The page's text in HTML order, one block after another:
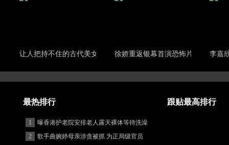
让人把持不住的古代美女 徐娇重返银幕首演恐怖片 李嘉
最热排行 跟贴最高排行
1
曝香港护老院安排老人露天裸体等待洗澡
2
歌手曲婉婷母亲涉贪被抓 为正局级官员